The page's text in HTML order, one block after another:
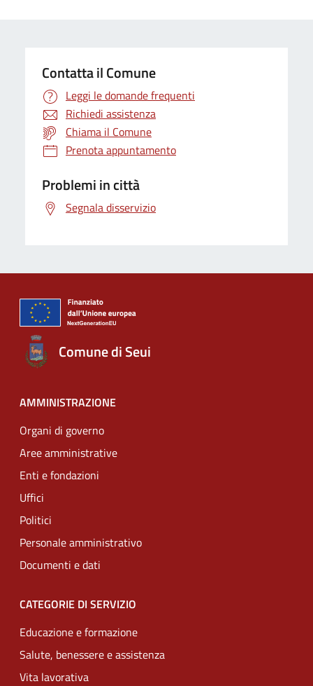
Contatta il Comune
Leggi le domande frequenti
Richiedi assistenza
Chiama il Comune
Prenota appuntamento
Problemi in città
Segnala disservizio
Comune di Seui
AMMINISTRAZIONE
Organi di governo
Aree amministrative
Enti e fondazioni
Uffici
Politici
Personale amministrativo
Documenti e dati
CATEGORIE DI SERVIZIO
Educazione e formazione
Salute, benessere e assistenza
Vita lavorativa